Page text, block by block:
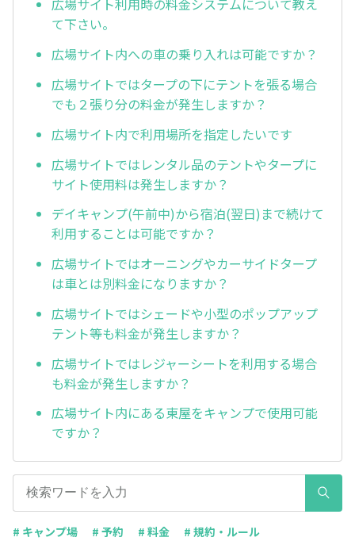
広場サイト利用時の料金システムについて教え
て下さい。
広場サイト内への車の乗り入れは可能ですか？
広場サイトではタープの下にテントを張る場合
でも２張り分の料金が発生しますか？
広場サイト内で利用場所を指定したいです
広場サイトではレンタル品のテントやタープに
サイト使用料は発生しますか？
デイキャンプ(午前中)から宿泊(翌日)まで続けて
利用することは可能ですか？
広場サイトではオーニングやカーサイドタープ
は車とは別料金になりますか？
広場サイトではシェードや小型のポップアップ
テント等も料金が発生しますか？
広場サイトではレジャーシートを利用する場合
も料金が発生しますか？
広場サイト内にある東屋をキャンプで使用可能
ですか？
# キャンプ場 # 予約 # 料金 # 規約・ルール